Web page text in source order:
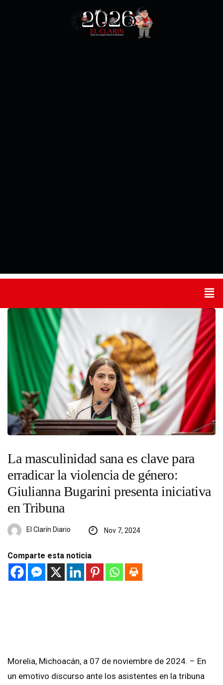
La masculinidad sana es clave para
erradicar la violencia de género:
Giulianna Bugarini presenta iniciativa
en Tribuna
El Clarín Diario Nov 7, 2024
Comparte esta noticia
Morelia, Michoacán, a 07 de noviembre de 2024. – En
un emotivo discurso ante los asistentes en la tribuna